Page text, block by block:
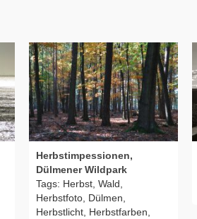
Herbstimpessionen,
Dülmener Wildpark
Tags: Herbst, Wald,
Herbstfoto, Dülmen,
Herbstlicht, Herbstfarben,